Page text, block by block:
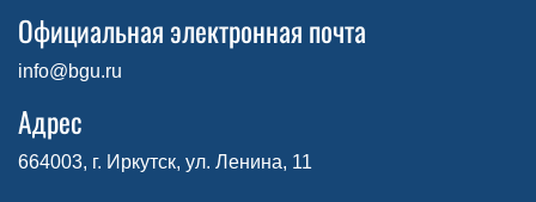
Официальная электронная почта
info@bgu.ru
Адрес
664003, г. Иркутск, ул. Ленина, 11